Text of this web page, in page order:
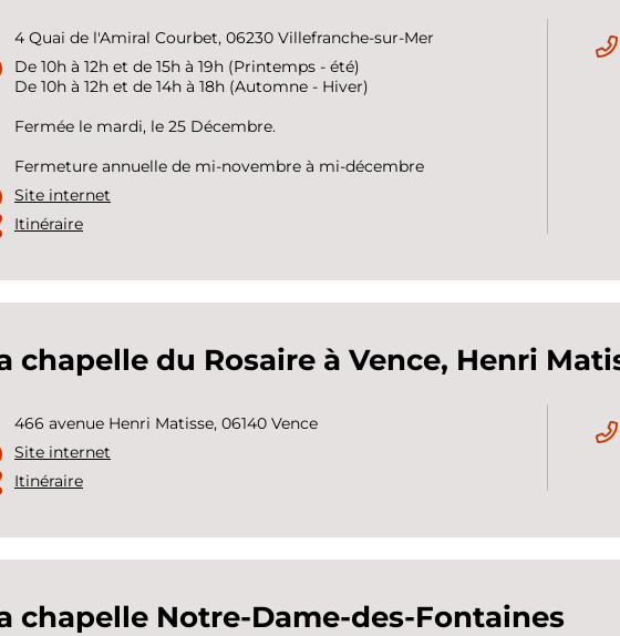
4 Quai de l'Amiral Courbet, 06230 Villefranche-sur-Mer
De 10h à 12h et de 15h à 19h (Printemps - été)
De 10h à 12h et de 14h à 18h (Automne - Hiver)
Fermée le mardi, le 25 Décembre.
Fermeture annuelle de mi-novembre à mi-décembre
Site internet
Itinéraire
chapelle du Rosaire à Vence, Henri
466 avenue Henri Matisse, 06140 Vence
Site internet
Itinéraire
chapelle Notre-Dame-des-Fontaines